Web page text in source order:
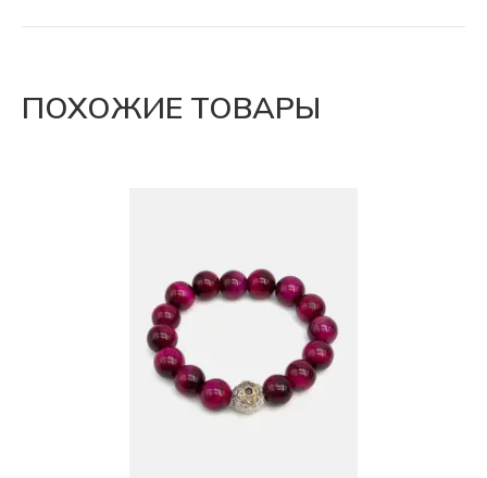
ПОХОЖИЕ ТОВАРЫ